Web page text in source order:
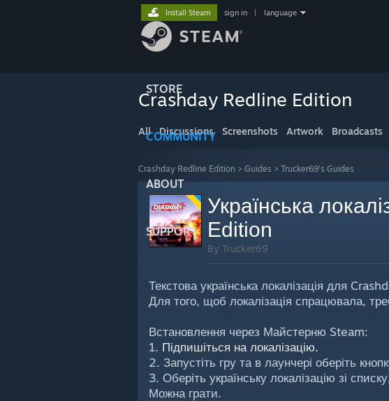
STORE
COMMUNITY
ABOUT
SUPPORT
Install Steam sign in language
Crashday Redline Edition
All Discussions Screenshots Artwork Broadcasts
Crashday Redline Edition > Guides > Trucker69's Guides
Українська
Edition
By Trucker69
Текстова українська локалізація для
Для того, щоб локалізація спрацювала,
Встановлення через Майстерню Steam:
1. Підпишіться на локалізацію.
2. Запустіть гру та в лаунчері оберіть
3. Оберіть українську локалізацію зі
Можна грати.